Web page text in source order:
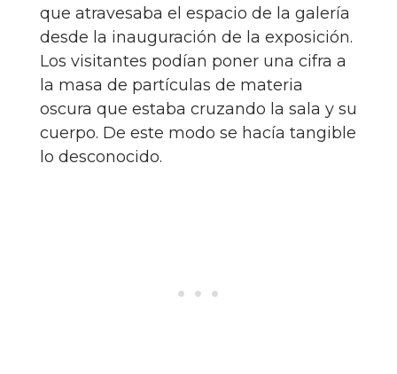
que atravesaba el espacio de la galería
desde la inauguración de la exposición.
Los visitantes podían poner una cifra a
la masa de partículas de materia
oscura que estaba cruzando la sala y su
cuerpo. De este modo se hacía tangible
lo desconocido.